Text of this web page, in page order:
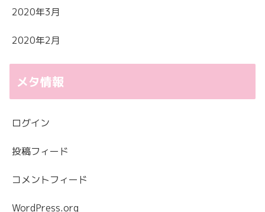
2020年3月
2020年2月
メタ情報
ログイン
投稿フィード
コメントフィード
WordPress.org